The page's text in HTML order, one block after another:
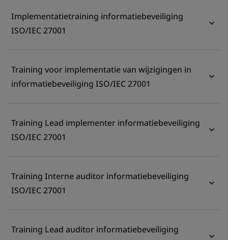
Implementatietraining informatiebeveiliging
ISO/IEC 27001
Training voor implementatie van wijzigingen in
informatiebeveiliging ISO/IEC 27001
Training Lead implementer informatiebeveiliging
ISO/IEC 27001
Training Interne auditor informatiebeveiliging
ISO/IEC 27001
Training Lead auditor informatiebeveiliging